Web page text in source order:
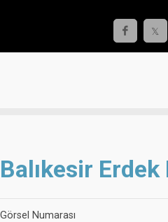
Balıkesir
Görsel Numarası